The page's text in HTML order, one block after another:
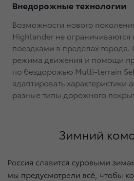
Внедорожные технологии
Возможности нового
Highlander не
поездками в пределах
режима движения и помощи
по бездорожью Multi-terrain
адаптировать характеристики
разные типы дорожного
Зимний
Россия славится суровыми
мы предусмотрели всё, чтобы